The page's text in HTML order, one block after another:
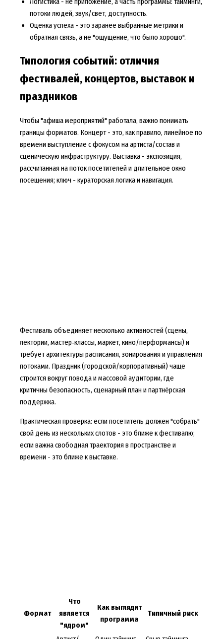
потоки людей, звук/свет, доступность.
Оценка успеха - это заранее выбранные метрики и
обратная связь, а не "ощущение, что было хорошо".
Типология событий: отличия
фестивалей, концертов, выставок и
праздников
Чтобы "афиша мероприятий" работала, важно понимать
границы форматов. Концерт - это, как правило, линейное по
времени выступление с фокусом на артиста/состав и
сценическую инфраструктуру. Выставка - экспозиция,
рассчитанная на поток посетителей и длительное окно
посещения; ключ - кураторская логика и навигация.
Фестиваль объединяет несколько активностей (сцены,
лектории, мастер‑классы, маркет, кино/перформансы) и
требует архитектуры расписания, зонирования и управления
потоками. Праздник (городской/корпоративный) чаще
строится вокруг повода и массовой аудитории, где
критичны безопасность, сценарный план и партнёрская
поддержка.
Практическая проверка: если посетитель должен "собрать"
свой день из нескольких слотов - это ближе к фестивалю;
если важна свободная траектория в пространстве и
времени - это ближе к выставке.
Формат
Что
является
"ядром"
Как выглядит
программа
Типичный риск